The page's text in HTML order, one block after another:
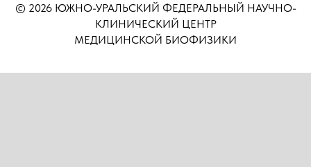
© 2026 ЮЖНО-УРАЛЬСКИЙ ФЕДЕРАЛЬНЫЙ НАУЧНО-
КЛИНИЧЕСКИЙ ЦЕНТР
МЕДИЦИНСКОЙ БИОФИЗИКИ